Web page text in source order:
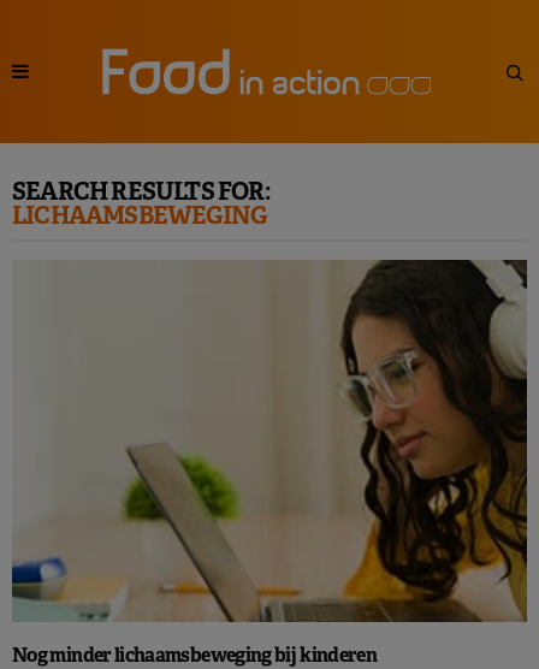
SEARCH RESULTS FOR:
LICHAAMSBEWEGING
Nog minder lichaamsbeweging bij kinderen